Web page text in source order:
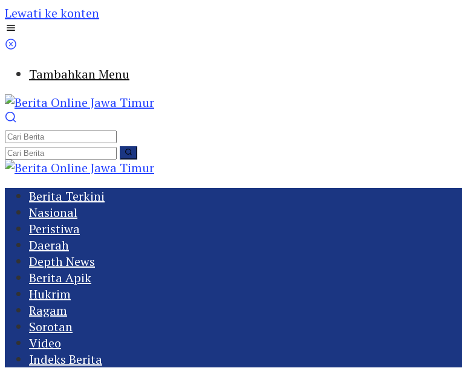
Lewati ke konten
Tambahkan Menu
Berita Terkini
Nasional
Peristiwa
Daerah
Depth News
Berita Apik
Hukrim
Ragam
Sorotan
Video
Indeks Berita